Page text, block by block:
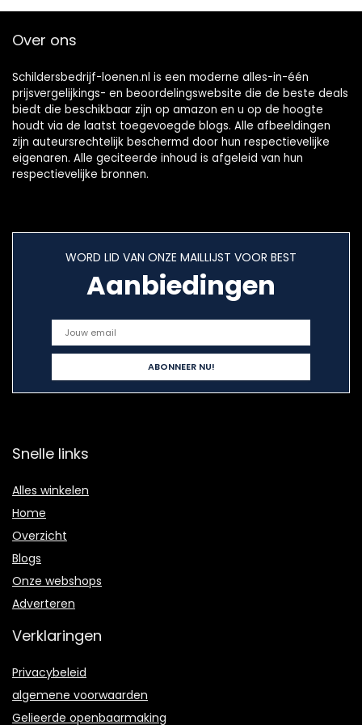
set
Over ons
Schildersbedrijf-loenen.nl is een moderne alles-in-één
prijsvergelijkings- en beoordelingswebsite die de beste deals
biedt die beschikbaar zijn op amazon en u op de hoogte
houdt via de laatst toegevoegde blogs. Alle afbeeldingen
zijn auteursrechtelijk beschermd door hun respectievelijke
eigenaren. Alle geciteerde inhoud is afgeleid van hun
respectievelijke bronnen.
WORD LID VAN ONZE MAILLIJST VOOR BEST
Aanbiedingen
Snelle links
Alles winkelen
Home
Overzicht
Blogs
Onze webshops
Adverteren
Verklaringen
Privacybeleid
algemene voorwaarden
Gelieerde openbaarmaking